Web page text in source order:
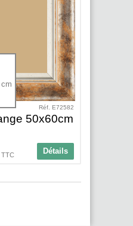
Réf. E72582
50x60cm
Détails
TTC